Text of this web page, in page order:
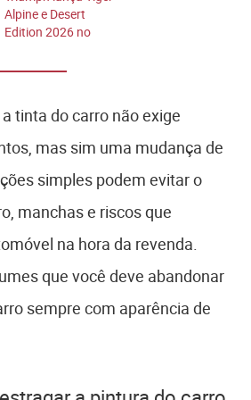
Alpine e Desert
Edition 2026 no
tinta do carro não exige
mas sim uma mudança de
simples podem evitar o
manchas e riscos que
na hora da revenda.
que você deve abandonar
sempre com aparência de